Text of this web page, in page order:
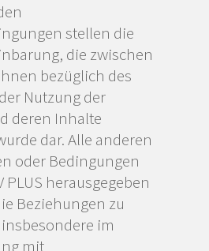
stellen die
die zwischen
bezüglich des
Nutzung der
deren Inhalte
dar. Alle anderen
oder Bedingungen
PLUS herausgegeben
Beziehungen zu
im
mit